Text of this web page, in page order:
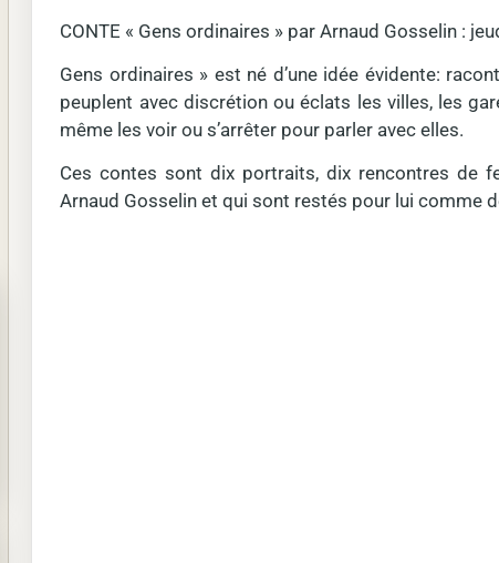
CONTE « Gens ordinaires » par Arnaud Gosselin :
Gens ordinaires » est né d’une idée évidente:
peuplent avec discrétion ou éclats les villes, les
même les voir ou s’arrêter pour parler avec elles.
Ces contes sont dix portraits, dix rencontres de
Arnaud Gosselin et qui sont restés pour lui comme